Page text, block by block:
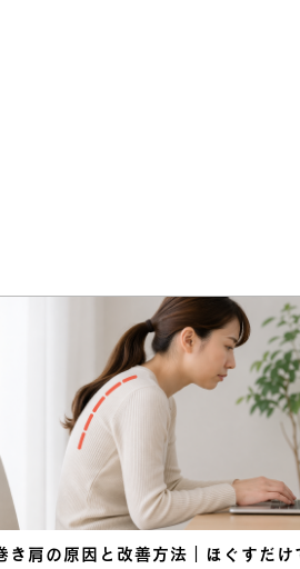
き肩の原因と改善方法｜ほぐすだけ